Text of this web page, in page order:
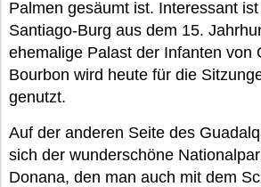
Palmen gesäumt ist. Interessant
Santiago-Burg aus dem 15.
ehemalige Palast der Infanten von
Bourbon wird heute für die
genutzt.
Auf der anderen Seite des
sich der wunderschöne
Donana, den man auch mit dem